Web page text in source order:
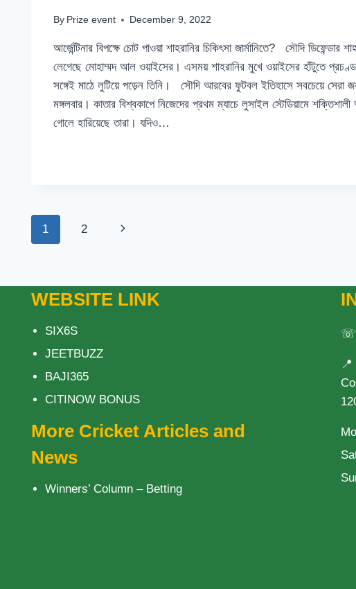
By Prize event December 9, 2022
আর্জেন্টিনার বিপক্ষে চোট পাওয়া শাহরানির চিকিৎসা জার্মানিতে? সৌদি ডিফেন্ডার
লেগেছে মোহাম্মদ আল ওয়াইসের। এসময় শাহরানির মুখে ওয়াইসের হাঁটুতে
সঙ্গেই মাঠে লুটিয়ে পড়েন তিনি। সৌদি আরবের ফুটবল ইতিহাসে সবচেয়ে সেরা
মঙ্গলবার। কাতার বিশ্বকাপে নিজেদের প্রথম ম্যাচে লুসাইল স্টেডিয়ামে শক্তিশালী
গোলে হারিয়েছে তারা। যদিও…
চিকিৎসা
Page
1 2
Next
WEBSITE LINK
SIX6S
JEETBUZZ
BAJI365
CITINOW BONUS
More Cricket Articles and
News
Winners’ Column – Betting
☏